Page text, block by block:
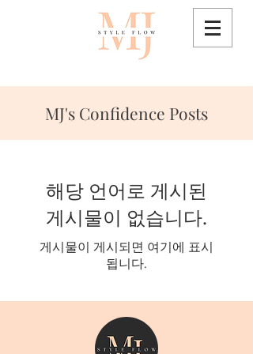
MJ's Confidence Posts
해당 언어로 게시된
게시물이 없습니다.
게시물이 게시되면 여기에 표시
됩니다.